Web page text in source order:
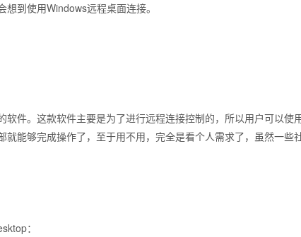
到使用Windows远程桌面连接。
件。这款软件主要是为了进行远程连接控制的，所以用户可以使
就能够完成操作了，至于用不用，完全是看个人需求了，虽然一
：